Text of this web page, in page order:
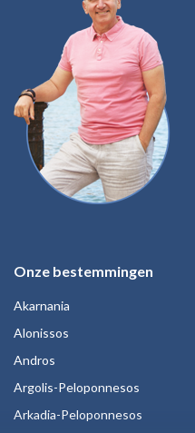
Onze bestemmingen
Akarnania
Alonissos
Andros
Argolis-Peloponnesos
Arkadia-Peloponnesos